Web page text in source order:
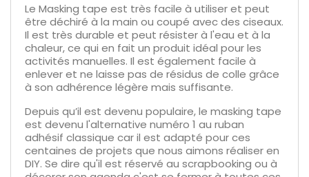
Le Masking tape est très facile à utiliser et peut
être déchiré à la main ou coupé avec des ciseaux.
Il est très durable et peut résister à l'eau et à la
chaleur, ce qui en fait un produit idéal pour les
activités manuelles. Il est également facile à
enlever et ne laisse pas de résidus de colle grâce
à son adhérence légère mais suffisante.
Depuis qu’il est devenu populaire, le masking tape
est devenu l'alternative numéro 1 au ruban
adhésif classique car il est adapté pour ces
centaines de projets que nous aimons réaliser en
DIY. Se dire qu'il est réservé au scrapbooking ou à